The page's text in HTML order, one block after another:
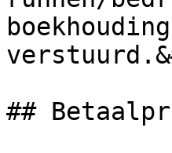
##